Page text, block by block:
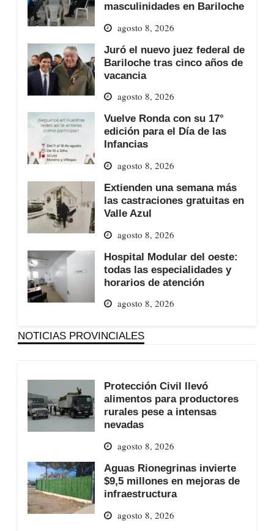
masculinidades en Bariloche
agosto 8, 2026
Juró el nuevo juez federal de
Bariloche tras cinco años de
vacancia
agosto 8, 2026
Vuelve Ronda con su 17°
edición para el Día de las
Infancias
agosto 8, 2026
Extienden una semana más
las castraciones gratuitas en
Valle Azul
agosto 8, 2026
Hospital Modular del oeste:
todas las especialidades y
horarios de atención
agosto 8, 2026
NOTICIAS PROVINCIALES
Protección Civil llevó
alimentos para productores
rurales pese a intensas
nevadas
agosto 8, 2026
Aguas Rionegrinas invierte
$9,5 millones en mejoras de
infraestructura
agosto 8, 2026